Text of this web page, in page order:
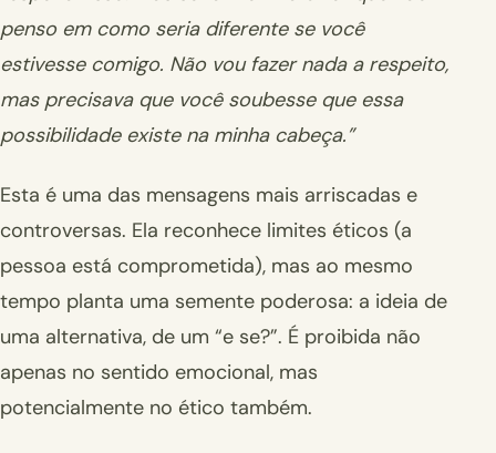
penso em como seria diferente se você
estivesse comigo. Não vou fazer nada a respeito,
mas precisava que você soubesse que essa
possibilidade existe na minha cabeça.”
Esta é uma das mensagens mais arriscadas e
controversas. Ela reconhece limites éticos (a
pessoa está comprometida), mas ao mesmo
tempo planta uma semente poderosa: a ideia de
uma alternativa, de um “e se?”. É proibida não
apenas no sentido emocional, mas
potencialmente no ético também.